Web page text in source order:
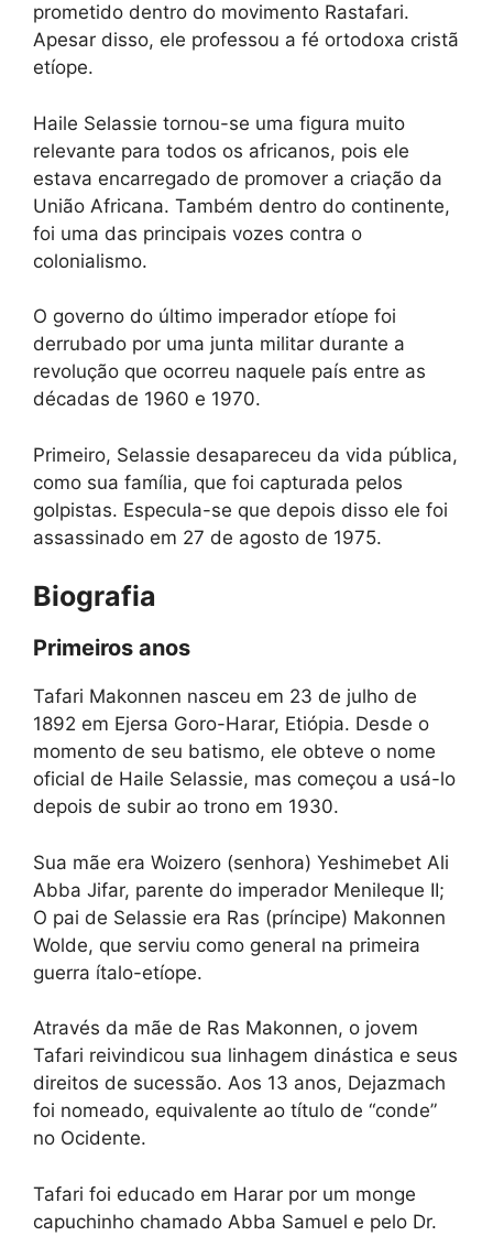
prometido dentro do movimento Rastafari.
Apesar disso, ele professou a fé ortodoxa cristã
etíope.
Haile Selassie tornou-se uma figura muito
relevante para todos os africanos, pois ele
estava encarregado de promover a criação da
União Africana. Também dentro do continente,
foi uma das principais vozes contra o
colonialismo.
O governo do último imperador etíope foi
derrubado por uma junta militar durante a
revolução que ocorreu naquele país entre as
décadas de 1960 e 1970.
Primeiro, Selassie desapareceu da vida pública,
como sua família, que foi capturada pelos
golpistas. Especula-se que depois disso ele foi
assassinado em 27 de agosto de 1975.
Biografia
Primeiros anos
Tafari Makonnen nasceu em 23 de julho de
1892 em Ejersa Goro-Harar, Etiópia. Desde o
momento de seu batismo, ele obteve o nome
oficial de Haile Selassie, mas começou a usá-lo
depois de subir ao trono em 1930.
Sua mãe era Woizero (senhora) Yeshimebet Ali
Abba Jifar, parente do imperador Menileque II;
O pai de Selassie era Ras (príncipe) Makonnen
Wolde, que serviu como general na primeira
guerra ítalo-etíope.
Através da mãe de Ras Makonnen, o jovem
Tafari reivindicou sua linhagem dinástica e seus
direitos de sucessão. Aos 13 anos, Dejazmach
foi nomeado, equivalente ao título de “conde”
no Ocidente.
Tafari foi educado em Harar por um monge
capuchinho chamado Abba Samuel e pelo Dr.